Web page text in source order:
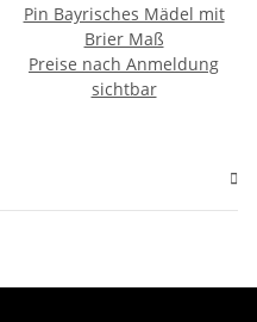
Pin Bayrisches Mädel mit
Brier Maß
Preise nach Anmeldung
sichtbar